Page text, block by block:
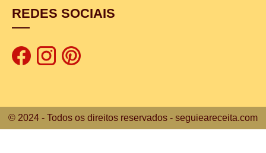
REDES SOCIAIS
© 2024 - Todos os direitos reservados - seguieareceita.com